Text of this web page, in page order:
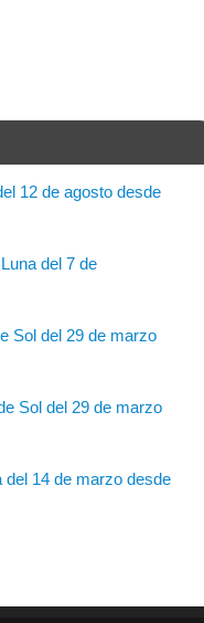
12 de agosto desde
del 7 de
Sol del 29 de marzo
Sol del 29 de marzo
14 de marzo desde